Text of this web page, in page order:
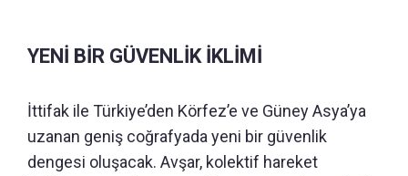
YENİ BİR GÜVENLİK İKLİMİ
İttifak ile Türkiye’den Körfez’e ve Güney Asya’ya
uzanan geniş coğrafyada yeni bir güvenlik
dengesi oluşacak. Avşar, kolektif hareket